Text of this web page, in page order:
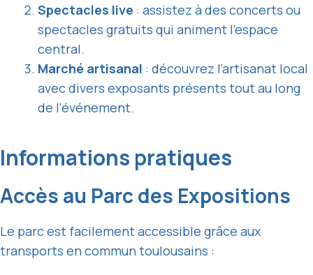
Spectacles live : assistez à des concerts ou
spectacles gratuits qui animent l’espace
central.
Marché artisanal : découvrez l’artisanat local
avec divers exposants présents tout au long
de l’événement.
Informations pratiques
Accès au Parc des Expositions
Le parc est facilement accessible grâce aux
transports en commun toulousains :